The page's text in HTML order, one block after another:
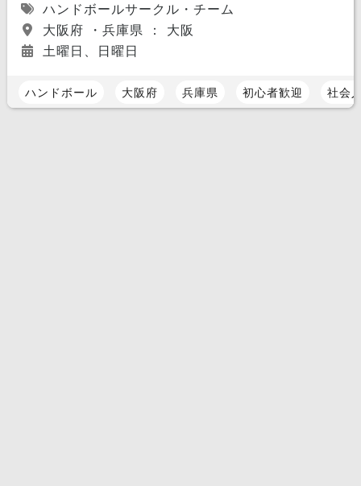
ハンドボールサークル・チーム
大阪府 ・兵庫県 ： 大阪
土曜日、日曜日
ハンドボール 大阪府 兵庫県 初心者歓迎 社会